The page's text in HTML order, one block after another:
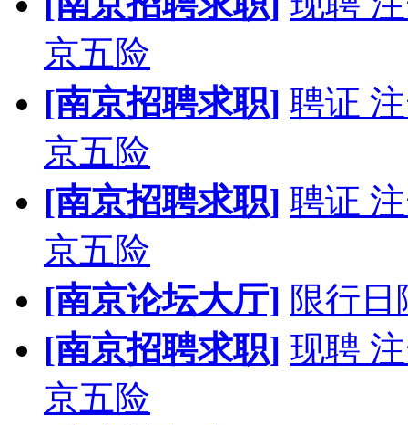
京五险
[南京招聘求职] 聘证
京五险
[南京招聘求职] 聘证
京五险
[南京论坛大厅] 限行
[南京招聘求职] 现聘
京五险